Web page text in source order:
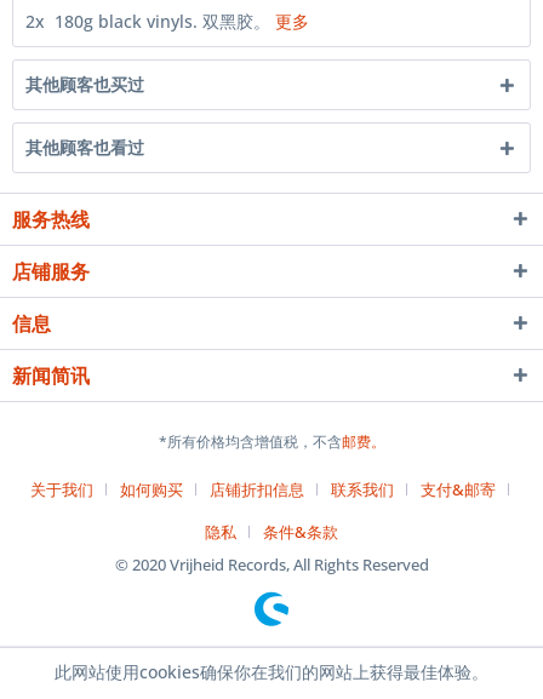
2x 180g black vinyls. 双黑胶。 更多
其他顾客也买过
其他顾客也看过
服务热线
店铺服务
信息
新闻简讯
*所有价格均含增值税，不含邮费。
关于我们 如何购买 店铺折扣信息 联系我们
支付&邮寄
隐私
条件&条款
© 2020 Vrijheid Records, All Rights Reserved
此网站使用cookies确保你在我们的网站上获得最佳体验。